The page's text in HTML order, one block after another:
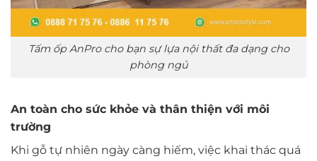
Tấm ốp AnPro cho bạn sự lựa nội thất đa dạng cho
phòng ngủ
An toàn cho sức khỏe và thân thiện với môi
trường
Khi gỗ tự nhiên ngày càng hiếm, việc khai thác quá